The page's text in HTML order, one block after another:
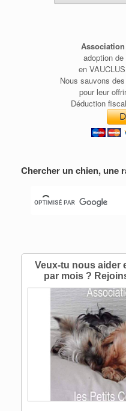
adoption
en
Nous sauvons
pour leur
Déduction
Chercher un chien, une